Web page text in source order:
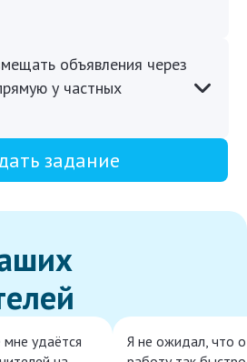
объявления через
у частных
задание
удаётся
Я не ожидал, что